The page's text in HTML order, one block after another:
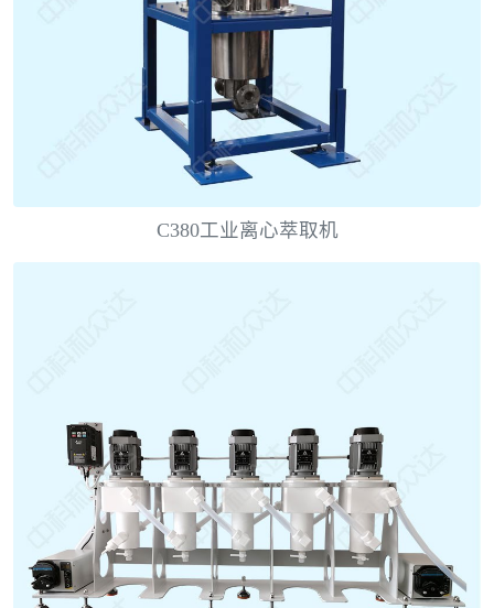
C380工业离心萃取机